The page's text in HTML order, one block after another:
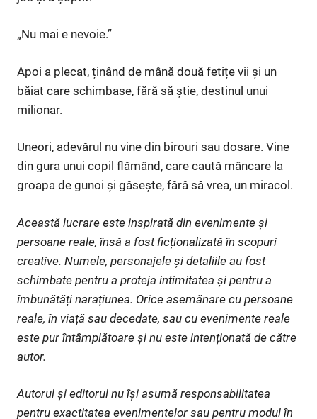
„Nu mai e nevoie.”
Apoi a plecat, ținând de mână două fetițe vii și un
băiat care schimbase, fără să știe, destinul unui
milionar.
Uneori, adevărul nu vine din birouri sau dosare. Vine
din gura unui copil flămând, care caută mâncare la
groapa de gunoi și găsește, fără să vrea, un miracol.
Această lucrare este inspirată din evenimente și
persoane reale, însă a fost ficționalizată în scopuri
creative. Numele, personajele și detaliile au fost
schimbate pentru a proteja intimitatea și pentru a
îmbunătăți narațiunea. Orice asemănare cu persoane
reale, în viață sau decedate, sau cu evenimente reale
este pur întâmplătoare și nu este intenționată de către
autor.
Autorul și editorul nu își asumă responsabilitatea
pentru exactitatea evenimentelor sau pentru modul în